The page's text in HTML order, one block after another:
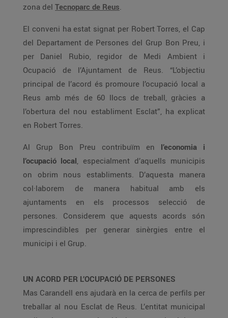
zona del Tecnoparc de Reus.
El conveni ha estat signat per Robert Torres, el Cap
del Departament de Persones del Grup Bon Preu, i
per Daniel Rubio, regidor de Medi Ambient i
Ocupació de l’Ajuntament de Reus. “L’objectiu
principal de l’acord és promoure l’ocupació local a
Reus amb més de 60 llocs de treball, gràcies a
l’obertura del nou establiment Esclat”, ha explicat
en Robert Torres.
Al Grup Bon Preu contribuïm en l’economia i
l’ocupació local, especialment d’aquells municipis
on obrim nous establiments. D’aquesta manera
col·laborem de manera habitual amb els
ajuntaments en els processos selecció de
persones. Considerem que aquests acords són
imprescindibles per generar sinèrgies entre el
municipi i el Grup.
UN ACORD PER L’OCUPACIÓ DE PERSONES
Mas Carandell ens ajudarà en la cerca de perfils per
treballar al nou Esclat de Reus. L’entitat municipal